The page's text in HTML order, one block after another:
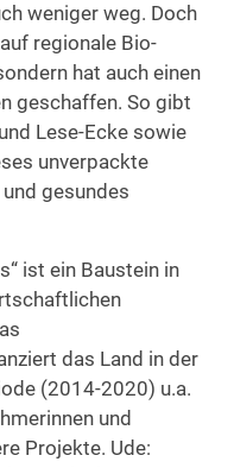
weniger weg. Doch
regionale Bio-
hat auch einen
geschaffen. So gibt
Lese-Ecke sowie
unverpackte
gesundes
ist ein Baustein in
das Land in der
(2014-2020) u.a.
und
Projekte. Ude: